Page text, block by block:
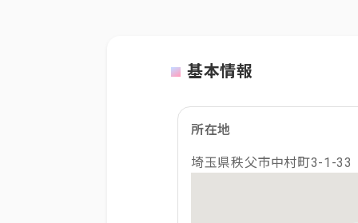
基本情報
所在地
埼玉県秩父市中村町3-1-33